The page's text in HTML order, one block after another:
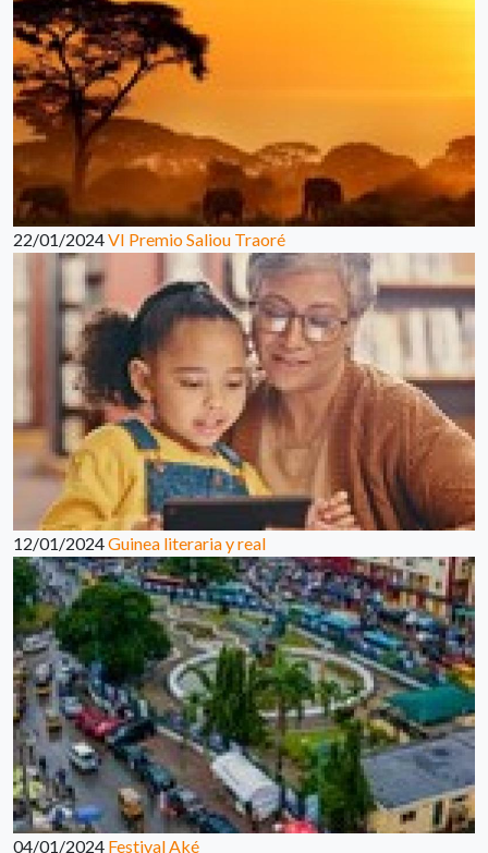
22/01/2024VI Premio Saliou Traoré
12/01/2024Guinea literaria y real
04/01/2024 Festival Aké